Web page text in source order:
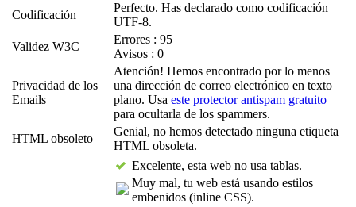
Codificación
Perfecto. Has declarado como codificación
UTF-8.
Validez W3C
Errores : 95
Avisos : 0
Privacidad de los
Emails
Atención! Hemos encontrado por lo menos
una dirección de correo electrónico en texto
plano. Usa este protector antispam gratuito
para ocultarla de los spammers.
HTML obsoleto
Genial, no hemos detectado ninguna etiqueta
HTML obsoleta.
Excelente, esta web no usa tablas.
Muy mal, tu web está usando estilos
embenidos (inline CSS).